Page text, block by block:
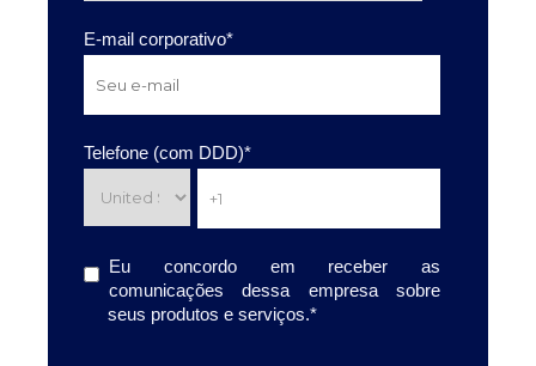
E-mail corporativo*
Telefone (com DDD)*
Eu concordo em receber as
comunicações dessa empresa sobre
seus produtos e serviços.*